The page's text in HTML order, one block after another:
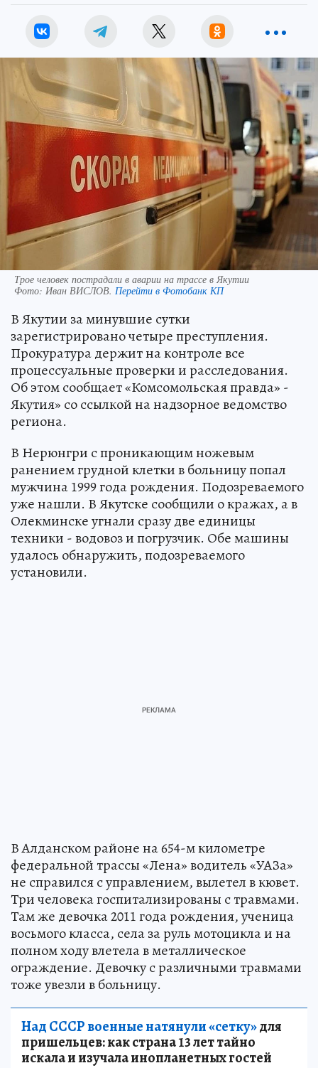
Трое человек пострадали в аварии на трассе в Якутии
Фото: Иван ВИСЛОВ. Перейти в Фотобанк КП
В Якутии за минувшие сутки
зарегистрировано четыре преступления.
Прокуратура держит на контроле все
процессуальные проверки и расследования.
Об этом сообщает «Комсомольская правда» -
Якутия» со ссылкой на надзорное ведомство
региона.
В Нерюнгри с проникающим ножевым
ранением грудной клетки в больницу попал
мужчина 1999 года рождения. Подозреваемого
уже нашли. В Якутске сообщили о кражах, а в
Олекминске угнали сразу две единицы
техники - водовоз и погрузчик. Обе машины
удалось обнаружить, подозреваемого
установили.
В Алданском районе на 654-м километре
федеральной трассы «Лена» водитель «УАЗа»
не справился с управлением, вылетел в кювет.
Три человека госпитализированы с травмами.
Там же девочка 2011 года рождения, ученица
восьмого класса, села за руль мотоцикла и на
полном ходу влетела в металлическое
ограждение. Девочку с различными травмами
тоже увезли в больницу.
Над СССР военные натянули «сетку»для
пришельцев: как страна 13 лет тайно
искала и изучала инопланетных гостей